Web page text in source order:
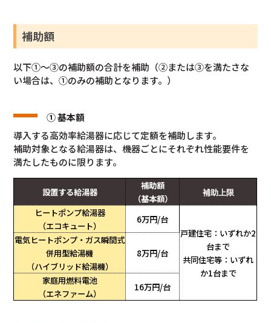
補助額
以下①～③の補助額の合計を補助（②または③を満たさな
い場合は、①のみの補助となります。）
① 基本額
導入する高効率給湯器に応じて定額を補助します。
補助対象となる給湯器は、機器ごとにそれぞれ性能要件を
満たしたものに限ります。
設置する給湯器
補助額
（基本額）
補助上限
ヒートポンプ給湯器
（エコキュート）
6万円/台
戸建住宅：いずれか2
台まで
共同住宅等：いずれ
か1台まで
電気ヒートポンプ・ガス瞬間式
併用型給湯機
（ハイブリッド給湯機）
8万円/台
家庭用燃料電池
（エネファーム）
16万円/台